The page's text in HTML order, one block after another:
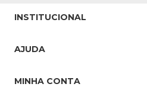
INSTITUCIONAL
Pedidos Whatsapp
AJUDA
MINHA CONTA